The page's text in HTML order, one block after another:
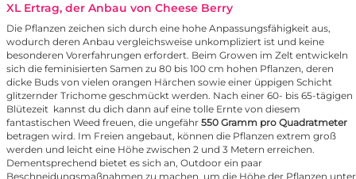
XL Ertrag, der Anbau von Cheese Berry
Die Pflanzen zeichen sich durch eine hohe Anpassungsfähigkeit aus,
wodurch deren Anbau vergleichsweise unkompliziert ist und keine
besonderen Vorerfahrungen erfordert. Beim Growen im Zelt entwickeln
sich die feminisierten Samen zu 80 bis 100 cm hohen Pflanzen, deren
dicke Buds von vielen orangen Härchen sowie einer üppigen Schicht
glitzernder Trichome geschmückt werden. Nach einer 60- bis 65-tägigen
Blütezeit kannst du dich dann auf eine tolle Ernte von diesem
fantastischen Weed freuen, die ungefähr 550 Gramm pro Quadratmeter
betragen wird. Im Freien angebaut, können die Pflanzen extrem groß
werden und leicht eine Höhe zwischen 2 und 3 Metern erreichen.
Dementsprechend bietet es sich an, Outdoor ein paar
Beschneidungsmaßnahmen zu machen, um die Höhe der Pflanzen unter